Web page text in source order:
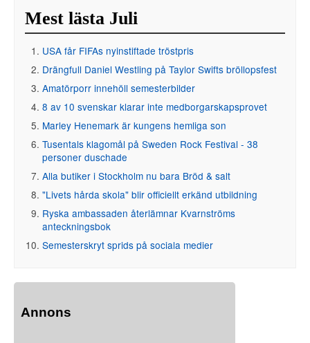
Mest lästa Juli
USA får FIFAs nyinstiftade tröstpris
Drängfull Daniel Westling på Taylor Swifts bröllopsfest
Amatörporr innehöll semesterbilder
8 av 10 svenskar klarar inte medborgarskapsprovet
Marley Henemark är kungens hemliga son
Tusentals klagomål på Sweden Rock Festival - 38
personer duschade
Alla butiker i Stockholm nu bara Bröd & salt
"Livets hårda skola" blir officiellt erkänd utbildning
Ryska ambassaden återlämnar Kvarnströms
anteckningsbok
Semesterskryt sprids på sociala medier
Annons